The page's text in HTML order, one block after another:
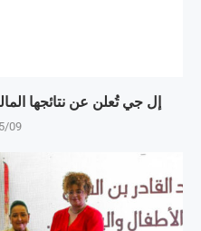
إل جي تُعلن عن نتائجها
09